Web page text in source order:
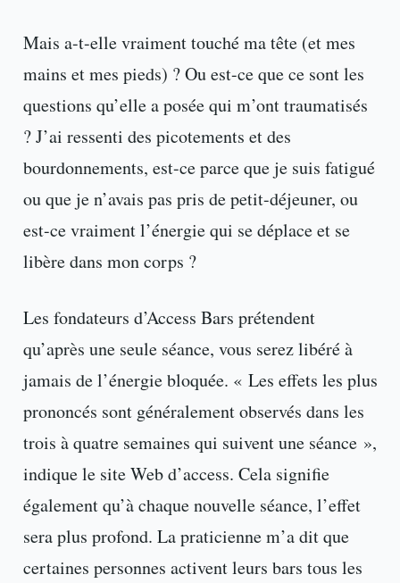
Mais a-t-elle vraiment touché ma tête (et mes
mains et mes pieds) ? Ou est-ce que ce sont les
questions qu’elle a posée qui m’ont traumatisés
? J’ai ressenti des picotements et des
bourdonnements, est-ce parce que je suis fatigué
ou que je n’avais pas pris de petit-déjeuner, ou
est-ce vraiment l’énergie qui se déplace et se
libère dans mon corps ?
Les fondateurs d’Access Bars prétendent
qu’après une seule séance, vous serez libéré à
jamais de l’énergie bloquée. « Les effets les plus
prononcés sont généralement observés dans les
trois à quatre semaines qui suivent une séance »,
indique le site Web d’access. Cela signifie
également qu’à chaque nouvelle séance, l’effet
sera plus profond. La praticienne m’a dit que
certaines personnes activent leurs bars tous les